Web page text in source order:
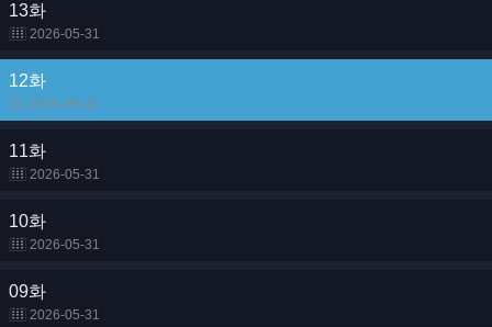
13화
2026-05-31
12화
2026-05-31
11화
2026-05-31
10화
2026-05-31
09화
2026-05-31